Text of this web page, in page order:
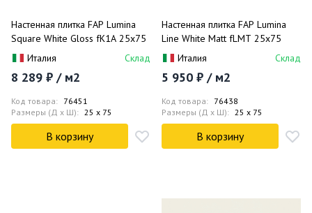
Настенная плитка FAP Lumina
Square White Gloss fK1A 25x75
Италия
Склад
8 289 ₽ / м2
Код товара: 76451
Размеры (Д x Ш): 25 x 75
В корзину
Настенная плитка FAP Lumina
Line White Matt fLMT 25x75
Италия
Склад
5 950 ₽ / м2
Код товара: 76438
Размеры (Д x Ш): 25 x 75
В корзину